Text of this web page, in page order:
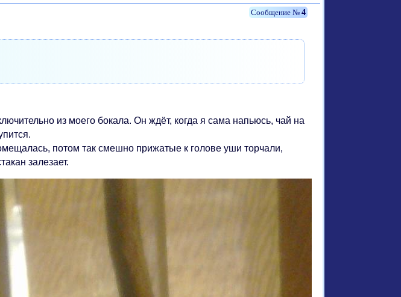
4
из моего бокала. Он ждёт, когда я сама напьюсь, чай на
потом так смешно прижатые к голове уши торчали,
залезает.